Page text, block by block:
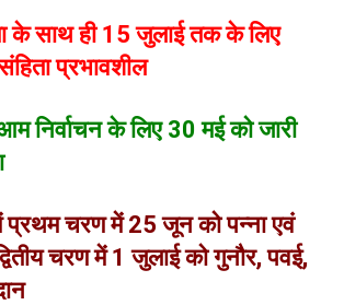
के साथ ही 15 जुलाई तक के लिए
प्रभावशील
निर्वाचन के लिए 30 मई को जारी
प्रथम चरण में 25 जून को पन्ना एवं
चरण में 1 जुलाई को गुनौर, पवई,